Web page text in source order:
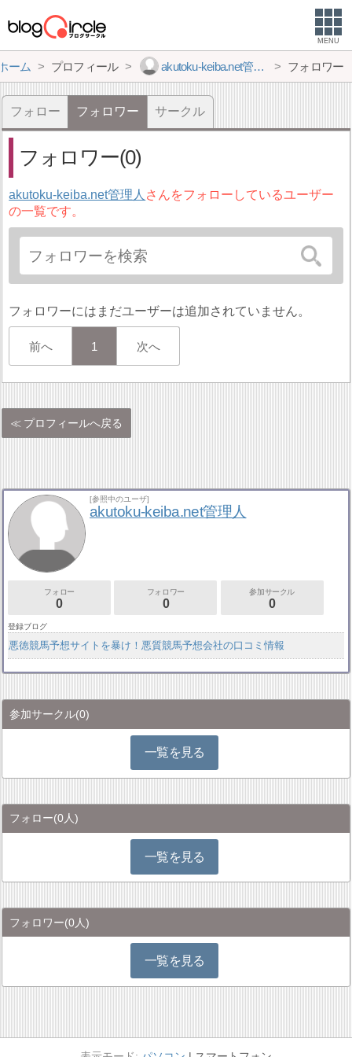
MENU
ーム プロフィール akutoku-keiba.net管理人 フォロワー
フォロー フォロワー サークル
フォロワー(0)
akutoku-keiba.net管理人 さんをフォローしているユーザー
の一覧です。
フォロワーにはまだユーザーは追加されていません。
前へ 1 次へ
プロフィールへ戻る
[参照中のユーザ]
akutoku-keiba.net管理人
フォロー
0
フォロワー
0
参加サークル
0
登録ブログ
悪徳競馬予想サイトを暴け！悪質競馬予想会社の口コミ情報
参加サークル(0)
一覧を見る
フォロー(0人)
一覧を見る
フォロワー(0人)
一覧を見る